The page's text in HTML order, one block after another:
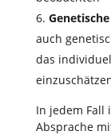
auch
das
In jedem Fall
Absprache